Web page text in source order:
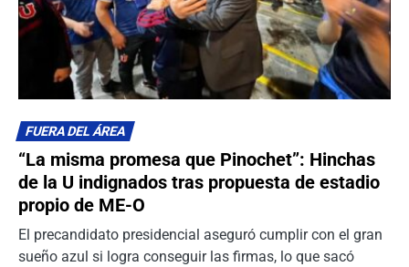
FUERA DEL ÁREA
“La misma promesa que Pinochet”: Hinchas
de la U indignados tras propuesta de estadio
propio de ME-O
El precandidato presidencial aseguró cumplir con el gran
sueño azul si logra conseguir las firmas, lo que sacó